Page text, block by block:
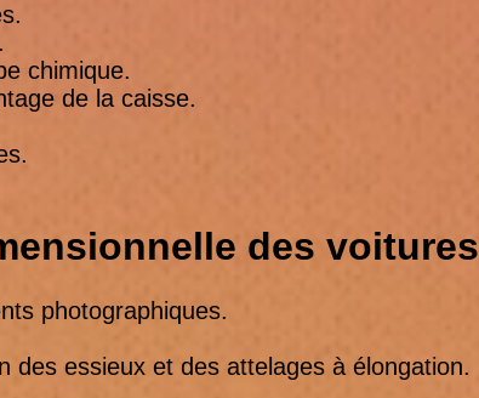
chimique.
de la caisse.
des voitures
photographiques.
essieux et des attelages à élongation.